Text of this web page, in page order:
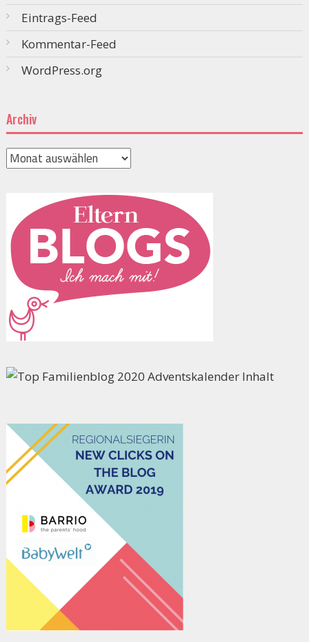
Eintrags-Feed
Kommentar-Feed
WordPress.org
Archiv
Archiv